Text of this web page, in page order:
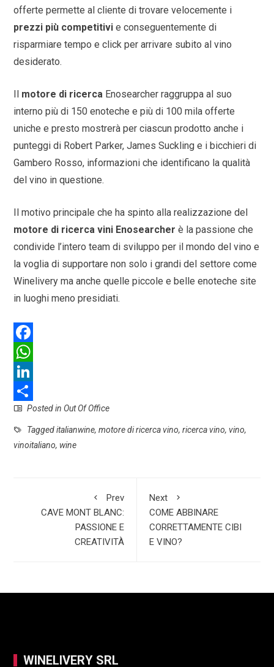
offerte permette al cliente di trovare velocemente i
prezzi più competitivi e conseguentemente di
risparmiare tempo e click per arrivare subito al vino
desiderato.
motore di ricerca Enosearcher raggruppa al suo
interno più di 150 enoteche e più di 100 mila offerte
uniche e presto mostrerà per ciascun prodotto anche i
punteggi di Robert Parker, James Suckling e i bicchieri di
Gambero Rosso, informazioni che identificano la qualità
del vino in questione.
Il motivo principale che ha spinto alla realizzazione del
motore di ricerca vini Enosearcher è la passione che
condivide l’intero team di sviluppo per il mondo del vino e
la voglia di supportare non solo i grandi del settore come
Winelivery ma anche quelle piccole e belle enoteche site
in luoghi meno presidiati.
F
a
c
e
b
o
W
h
a
t
s
L
i
n
k
S
h
a
Posted in Out Of Office
Taggeditalianwine,motore di ricerca vino,ricerca vino,vino,
vinoitaliano, wine
Prev
CAVE MONT BLANC:
PASSIONE E
CREATIVITÀ
Next
COME ABBINARE
CORRETTAMENTE CIBI
E VINO?
WINELIVERY SRL